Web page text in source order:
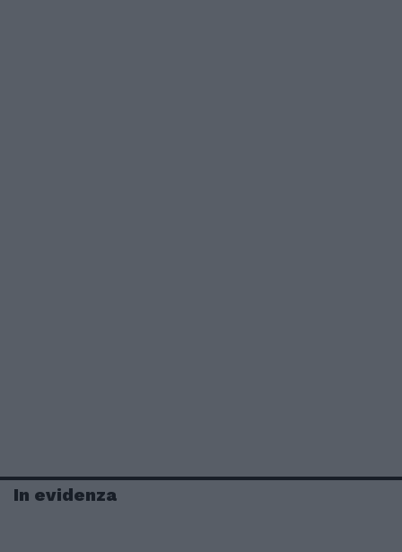
In evidenza